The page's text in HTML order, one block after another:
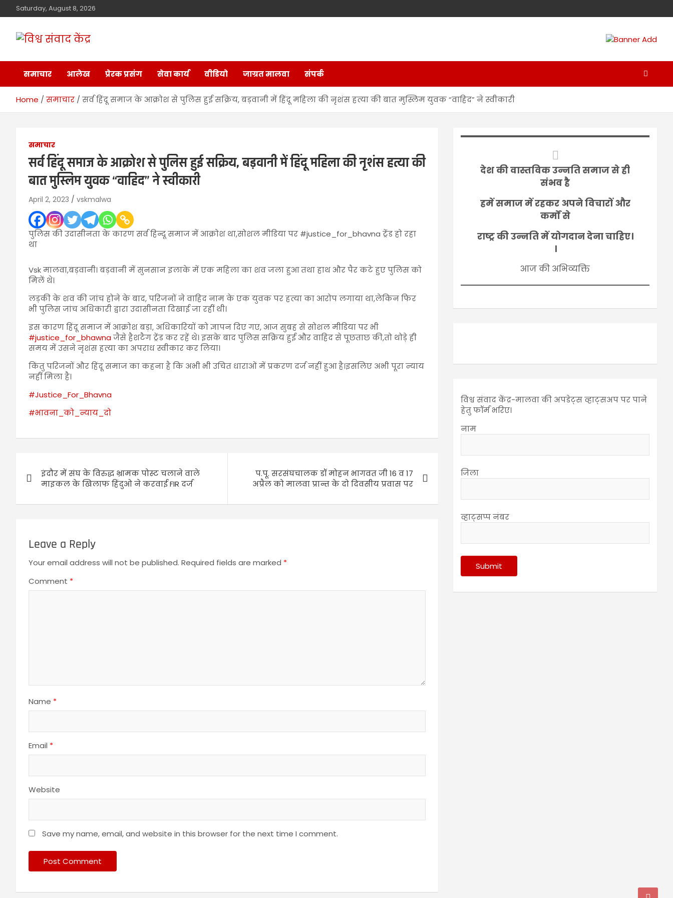
Saturday, August 8, 2026
विश्व संवाद केंद्र
समाचार आलेख प्रेरक प्रसंग सेवा कार्य वीडियो जाग्रत मालवा संपर्क
Home समाचार सर्व हिंदू समाज के आक्रोश से पुलिस हुई सक्रिय, बड़वानी में हिंदू महिला की नृशंस हत्या की बात मुस्लिम युवक “वाहिद” ने स्वीकारी
समाचार
सर्व हिंदू समाज के आक्रोश से पुलिस हुई सक्रिय, बड़वानी में हिंदू महिला की नृशंस हत्या की
बात मुस्लिम युवक “वाहिद” ने स्वीकारी
April 2, 2023 vskmalwa
पुलिस की उदासीनता के कारण सर्व हिन्दू समाज में आक्रोश था,सोशल मीडिया पर #justice_for_bhavna ट्रेंड हो रहा
था
Vsk मालवा,बड़वानी। बड़वानी में सुनसान इलाके में एक महिला का शव जला हुआ तथा हाथ और पैर कटे हुए पुलिस को
मिलें थे।
लड़की के शव की जांच होने के बाद, परिजनों ने वाहिद नाम के एक युवक पर हत्या का आरोप लगाया था,लेकिन फिर
भी पुलिस जांच अधिकारी द्वारा उदासीनता दिखाई जा रहीं थी।
इसकारण हिंदू समाज में आक्रोश बड़ा, अधिकारियों को ज्ञापन दिए गए, आज सुबह से सोशल मीडिया पर भी
#justice_for_bhawnaजैसे हैशटैग ट्रेंड कर रहें थे। इसके बाद पुलिस सक्रिय हुई और वाहिद से पूछताछ की,तो थोड़े ही
समय में उसने नृशंस हत्या का अपराध स्वीकार कर लिया।
किंतु परिजनों और हिंदू समाज का कहना है कि अभी भी उचित धाराओं में प्रकरण दर्ज नहीं हुआ है।इसलिए अभी पूरा न्याय
नहीं मिला है।
#Justice_For_Bhavna
#भावना_को_न्याय_दो
इंदौर में संघ के विरुद्ध भ्रामक पोस्ट चलाने वाले
माइकल के खिलाफ हिंदुओ ने करवाई FIR दर्ज
प.पू. सरसंघचालक डॉ मोहन भागवत जी 16 व 17
अप्रैल को मालवा प्रान्त के दो दिवसीय प्रवास पर
Leave a Reply
Your email address will not be published. Required fields are marked *
Comment *
Name *
Email *
Website
Save my name, email, and website in this browser for the next time I comment.
देश की वास्तविक उन्नति समाज से ही
संभव है
हमें समाज में रहकर अपने विचारों और
कर्मों से
राष्ट्र की उन्नति में योगदान देना चाहिए।
।
आज की अभिव्यक्ति
विश्व संवाद केंद्र-मालवा की अपडेट्स व्हाट्सअप पर पाने
हेतु फॉर्म भरिए।
नाम
जिला
व्हाट्सप्प नंबर